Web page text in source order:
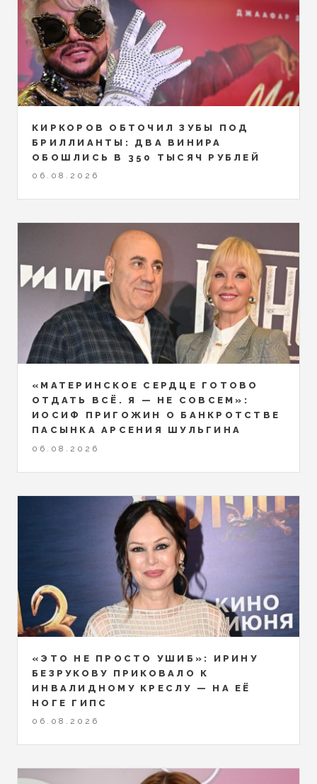
КИРКОРОВ ОБТОЧИЛ ЗУБЫ ПОД
БРИЛЛИАНТЫ: ДВА ВИНИРА
ОБОШЛИСЬ В 350 ТЫСЯЧ РУБЛЕЙ
06.08.2026
«МАТЕРИНСКОЕ СЕРДЦЕ ГОТОВО
ОТДАТЬ ВСЁ. Я — НЕ СОВСЕМ»:
ИОСИФ ПРИГОЖИН О БАНКРОТСТВЕ
ПАСЫНКА АРСЕНИЯ ШУЛЬГИНА
06.08.2026
«ЭТО НЕ ПРОСТО УШИБ»: ИРИНУ
БЕЗРУКОВУ ПРИКОВАЛО К
ИНВАЛИДНОМУ КРЕСЛУ — НА ЕЁ
НОГЕ ГИПС
06.08.2026